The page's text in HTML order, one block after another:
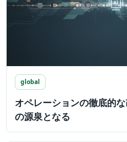
global
オペレーションの徹底的
の源泉となる